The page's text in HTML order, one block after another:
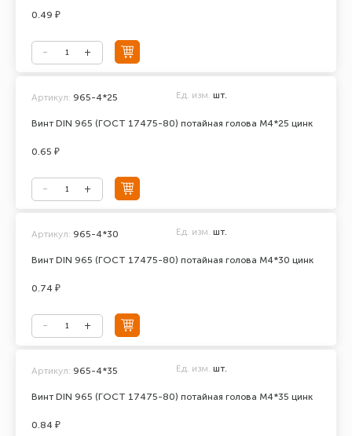
0.49 ₽
Винт DIN 965 (ГОСТ 17475-80) потайная голова М4*25 цинк
Артикул: 965-4*25 Ед. изм. шт.
0.65 ₽
Винт DIN 965 (ГОСТ 17475-80) потайная голова М4*30 цинк
Артикул: 965-4*30 Ед. изм. шт.
0.74 ₽
Винт DIN 965 (ГОСТ 17475-80) потайная голова М4*35 цинк
Артикул: 965-4*35 Ед. изм. шт.
0.84 ₽